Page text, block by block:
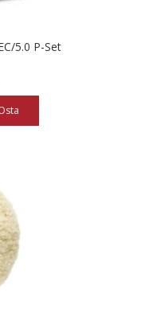
5.0 P-Set